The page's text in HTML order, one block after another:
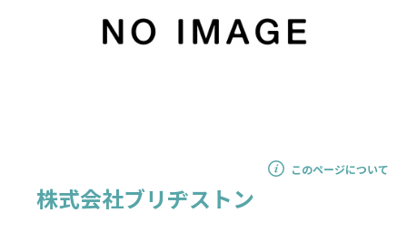
このページについて
株式会社ブリヂストン